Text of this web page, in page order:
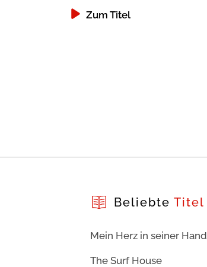
Zum Titel
Beliebte Titel
Mein Herz in seiner Hand
The Surf House